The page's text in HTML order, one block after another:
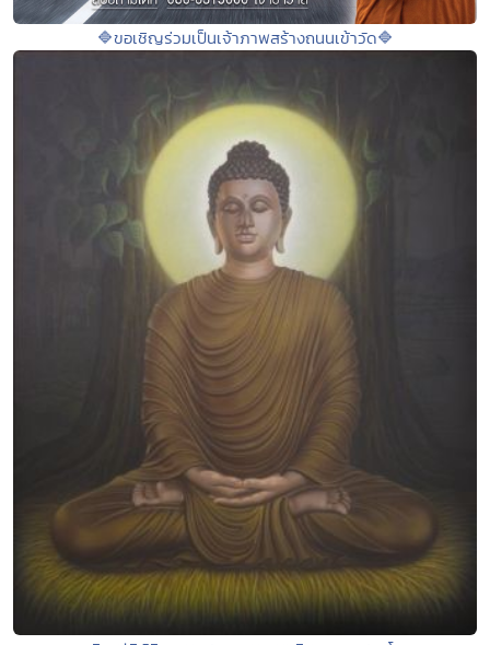
🔷ขอเชิญร่วมเป็นเจ้าภาพสร้างถนนเข้าวัด🔷